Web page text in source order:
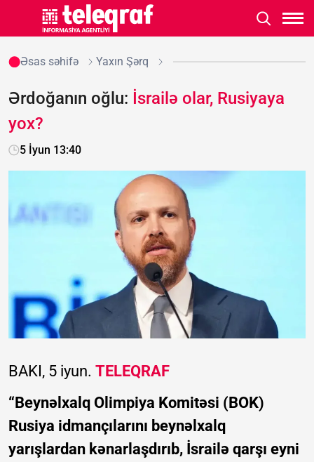
Əsas səhifə Yaxın Şərq
Ərdoğanın oğlu: İsrailə olar, Rusiyaya
yox?
5 İyun 13:40
BAKI, 5 iyun. TELEQRAF
“Beynəlxalq Olimpiya Komitəsi (BOK)
Rusiya idmançılarını beynəlxalq
yarışlardan kənarlaşdırıb, İsrailə qarşı eyni